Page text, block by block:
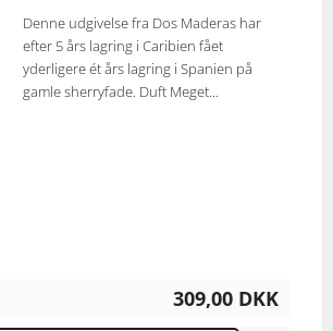
Denne udgivelse fra Dos Maderas har
efter 5 års lagring i Caribien fået
yderligere ét års lagring i Spanien på
gamle sherryfade. Duft Meget...
309,00 DKK